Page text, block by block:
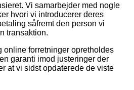
Vi samarbejder med nogle
hvori vi introducerer deres
såfremt den person vi
transaktion.
online forretninger opretholdes
garanti imod justeringer der
at vi sidst opdaterede de viste